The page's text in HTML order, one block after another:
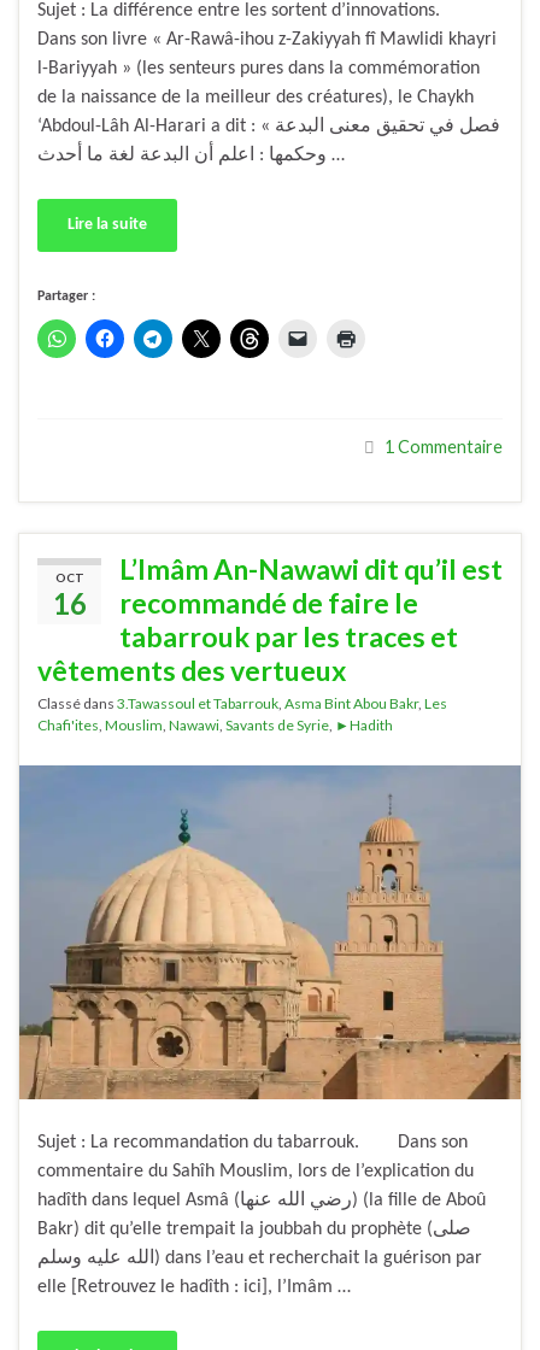
Sujet : La différence entre les sortent d’innovations.
Dans son livre « Ar-Rawâ-ihou z-Zakiyyah fî Mawlidi khayri
l-Bariyyah » (les senteurs pures dans la commémoration
de la naissance de la meilleur des créatures), le Chaykh
‘Abdoul-Lâh Al-Harari a dit : « فصل في تحقيق معنى البدعة
وحكمها : اعلم أن البدعة لغة ما أحدث …
Lire la suite
Partager :
1 Commentaire
OCT
16
L’Imâm An-Nawawi dit qu’il est
recommandé de faire le
tabarrouk par les traces et
vêtements des vertueux
Classé dans 3.Tawassoul et Tabarrouk Asma Bint Abou Bakr, Les
Chafi'ites Mouslim Nawawi Savants de Syrie ►Hadith
Sujet : La recommandation du tabarrouk. Dans son
commentaire du Sahîh Mouslim, lors de l’explication du
hadîth dans lequel Asmâ (رضي الله عنها) (la fille de Aboû
Bakr) dit qu’elle trempait la joubbah du prophète (صلى
الله عليه وسلم) dans l’eau et recherchait la guérison par
elle [Retrouvez le hadîth : ici], l’Imâm …